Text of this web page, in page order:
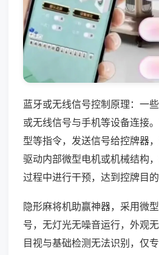
蓝牙或无线信号控制原理：一
或无线信号与手机等设备连接
型等指令，发送信号给控牌器
驱动内部微型电机或机械结构
过程中进行干预，达到控牌目的
隐形麻将机助赢神器，采用微
号，无灯光无噪音运行，外观
目视与基础检测无法识别，仅